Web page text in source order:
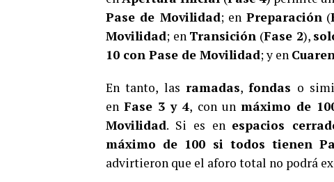
Pase de Movilidad; en Preparación(
Movilidad; en Transición (Fase 2),
10 con Pase de Movilidad; y en
En tanto, lasramadas,fondas o
enFase 3 y 4, con un máximo de
Movilidad. Si es en espacios
máximo de 100 si todos tienen
advirtieron que el aforo total no podrá